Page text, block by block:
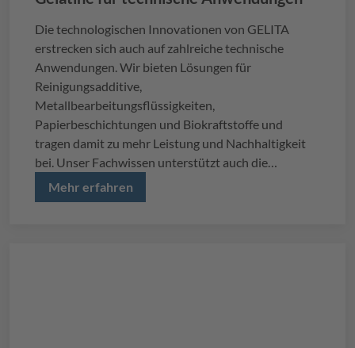
Die technologischen Innovationen von GELITA
erstrecken sich auch auf zahlreiche technische
Anwendungen. Wir bieten Lösungen für
Reinigungsadditive,
Metallbearbeitungsflüssigkeiten,
Papierbeschichtungen und Biokraftstoffe und
tragen damit zu mehr Leistung und Nachhaltigkeit
bei. Unser Fachwissen unterstützt auch die
Restaurierung und die bildende Kunst, die
Gewebesimulation für die Biomedizin und wirksame
Mehr erfahren